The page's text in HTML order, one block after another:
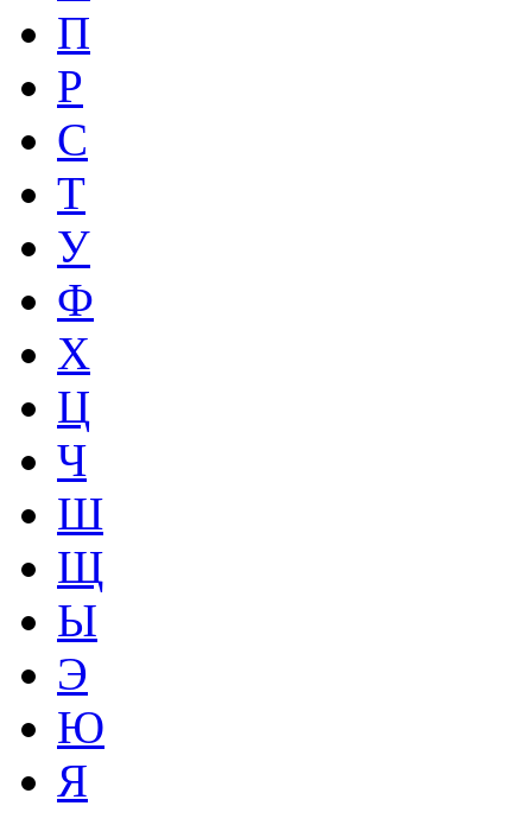
П
Р
С
Т
У
Ф
Х
Ц
Ч
Ш
Щ
Ы
Э
Ю
Я